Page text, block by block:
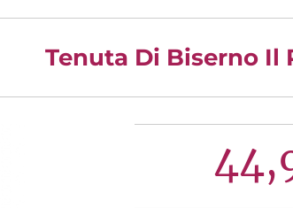
Tenuta Di Biserno Il